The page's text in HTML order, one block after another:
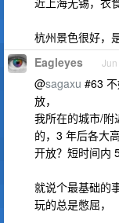
杭州景色很好，
Eagleyes
@sagaxu #63
放，
我所在的城市/附
的，3 年后各大
开放？短时间内
就说个最基础的
玩的总是憋屈，